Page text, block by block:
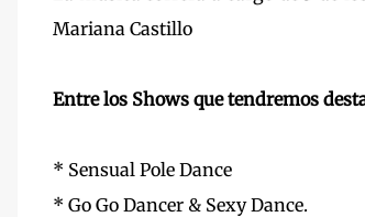
Mariana Castillo
Entre los Shows que tendremos
* Sensual Pole Dance
* Go Go Dancer & Sexy Dance.